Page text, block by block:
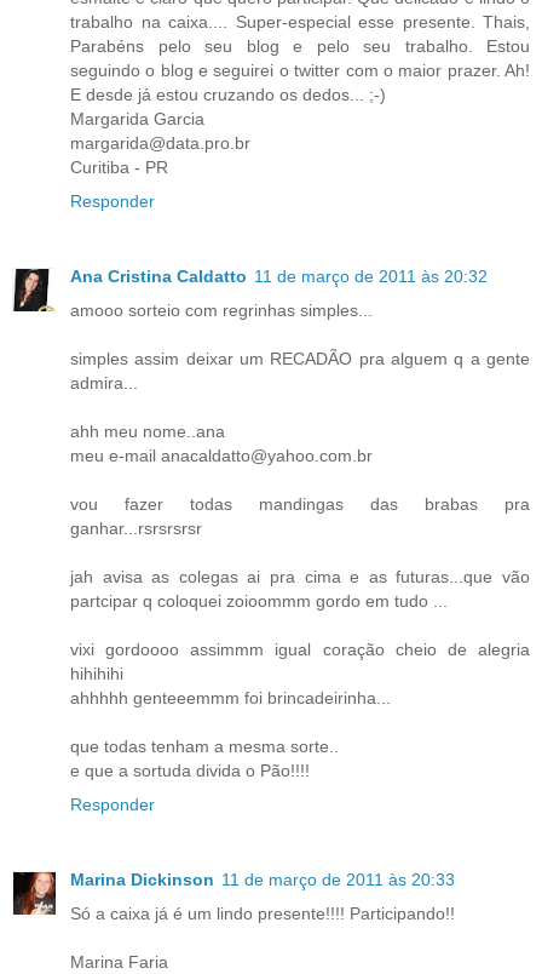
trabalho na caixa.... Super-especial esse presente. Thais,
Parabéns pelo seu blog e pelo seu trabalho. Estou
seguindo o blog e seguirei o twitter com o maior prazer. Ah!
E desde já estou cruzando os dedos... ;-)
Margarida Garcia
margarida@data.pro.br
Curitiba - PR
Responder
Ana Cristina Caldatto 11 de março de 2011 às 20:32
amooo sorteio com regrinhas simples...
simples assim deixar um RECADÃO pra alguem q a gente
admira...
ahh meu nome..ana
meu e-mail anacaldatto@yahoo.com.br
vou fazer todas mandingas das brabas pra
ganhar...rsrsrsrsr
jah avisa as colegas ai pra cima e as futuras...que vão
partcipar q coloquei zoioommm gordo em tudo ...
vixi gordoooo assimmm igual coração cheio de alegria
hihihihi
ahhhhh genteeemmm foi brincadeirinha...
que todas tenham a mesma sorte..
e que a sortuda divida o Pão!!!!
Responder
Marina Dickinson 11 de março de 2011 às 20:33
Só a caixa já é um lindo presente!!!! Participando!!
Marina Faria